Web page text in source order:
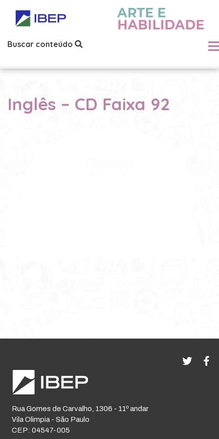
Buscar conteúdo
Inglês – CD Faixa 92
Rua Gomes de Carvalho, 1306 - 11º andar
Vila Olimpia - São Paulo
CEP: 04547-005